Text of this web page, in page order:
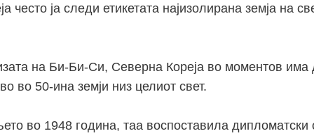
често ја следи етикетата најизолирана земја на
на Би-Би-Си, Северна Кореја во моментов има
во 50-ина земји низ целиот свет.
во 1948 година, таа воспоставила дипломатски